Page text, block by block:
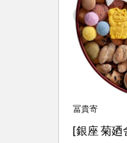
冨貴寄
[銀座 菊廼